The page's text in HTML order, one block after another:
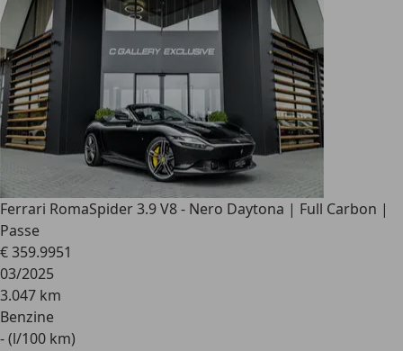
Ferrari RomaSpider 3.9 V8 - Nero Daytona | Full Carbon |
Passe
€ 359.9951
03/2025
3.047 km
Benzine
- (l/100 km)